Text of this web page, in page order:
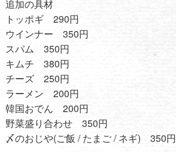
追加の具材
トッポギ 290円
ウインナー 350円
スパム 350円
キムチ 380円
チーズ 250円
ラーメン 200円
韓国おでん 200円
野菜盛り合わせ 350円
〆のおじや(ご飯 / たまご / ネギ) 350円